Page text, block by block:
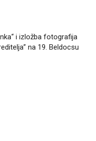
i izložba fotografija
na 19. Beldocsu